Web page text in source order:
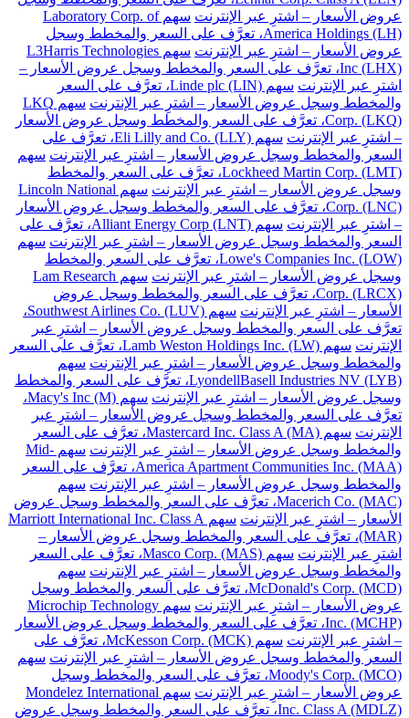
عروض الأسعار – اشترِ عبر الإنترنت
سهم Laboratory Corp. of
America Holdings (LH)، تعرَّف على السعر والمخطط وسجل
عروض الأسعار – اشترِ عبر الإنترنت
سهم L3Harris Technologies
Inc (LHX)، تعرَّف على السعر والمخطط وسجل عروض الأسعار –
اشترِ عبر الإنترنت
سهم Linde plc (LIN)، تعرَّف على السعر
والمخطط وسجل عروض الأسعار – اشترِ عبر الإنترنت
سهم LKQ
Corp. (LKQ)، تعرَّف على السعر والمخطط وسجل عروض الأسعار
– اشترِ عبر الإنترنت
سهم Eli Lilly and Co. (LLY)، تعرَّف على
السعر والمخطط وسجل عروض الأسعار – اشترِ عبر الإنترنت سهم
Lockheed Martin Corp. (LMT)، تعرَّف على السعر والمخطط
وسجل عروض الأسعار – اشترِ عبر الإنترنت
سهم Lincoln National
Corp. (LNC)، تعرَّف على السعر والمخطط وسجل عروض الأسعار
– اشترِ عبر الإنترنت
سهم Alliant Energy Corp (LNT)، تعرَّف على
السعر والمخطط وسجل عروض الأسعار – اشترِ عبر الإنترنت سهم
Lowe's Companies Inc. (LOW)، تعرَّف على السعر والمخطط
وسجل عروض الأسعار – اشترِ عبر الإنترنت
سهم Lam Research
Corp. (LRCX)، تعرَّف على السعر والمخطط وسجل عروض
الأسعار – اشترِ عبر الإنترنت
سهم Southwest Airlines Co. (LUV)،
تعرَّف على السعر والمخطط وسجل عروض الأسعار – اشترِ عبر
الإنترنت
سهم Lamb Weston Holdings Inc. (LW)، تعرَّف على السعر
والمخطط وسجل عروض الأسعار – اشترِ عبر الإنترنت سهم
LyondellBasell Industries NV (LYB)، تعرَّف على السعر والمخطط
وسجل عروض الأسعار – اشترِ عبر الإنترنت
سهم Macy's Inc (M)،
تعرَّف على السعر والمخطط وسجل عروض الأسعار – اشترِ عبر
الإنترنت
سهم Mastercard Inc. Class A (MA)، تعرَّف على السعر
والمخطط وسجل عروض الأسعار – اشترِ عبر الإنترنت
سهم Mid-
America Apartment Communities Inc. (MAA)، تعرَّف على السعر
والمخطط وسجل عروض الأسعار – اشترِ عبر الإنترنت سهم
Macerich Co. (MAC)، تعرَّف على السعر والمخطط وسجل عروض
الأسعار – اشترِ عبر الإنترنت
سهم Marriott International Inc. Class A
(MAR)، تعرَّف على السعر والمخطط وسجل عروض الأسعار –
اشترِ عبر الإنترنت
سهم Masco Corp. (MAS)، تعرَّف على السعر
والمخطط وسجل عروض الأسعار – اشترِ عبر الإنترنت سهم
McDonald's Corp. (MCD)، تعرَّف على السعر والمخطط وسجل
عروض الأسعار – اشترِ عبر الإنترنت
سهم Microchip Technology
Inc. (MCHP)، تعرَّف على السعر والمخطط وسجل عروض الأسعار
– اشترِ عبر الإنترنت
سهم McKesson Corp. (MCK)، تعرَّف على
السعر والمخطط وسجل عروض الأسعار – اشترِ عبر الإنترنت سهم
Moody's Corp. (MCO)، تعرَّف على السعر والمخطط وسجل
عروض الأسعار – اشترِ عبر الإنترنت
سهم Mondelez International
Inc. Class A (MDLZ)، تعرَّف على السعر والمخطط وسجل عروض